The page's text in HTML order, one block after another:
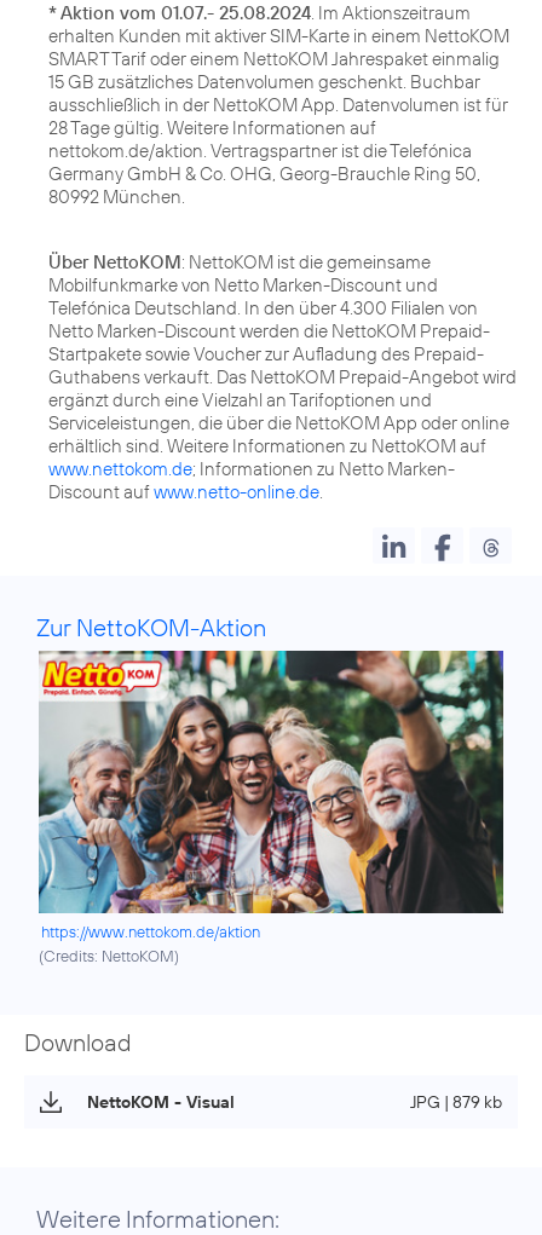
*Aktion vom 01.07.- 25.08.2024. Im Aktionszeitraum
erhalten Kunden mit aktiver SIM-Karte in einem NettoKOM
SMART Tarif oder einem NettoKOM Jahrespaket einmalig
15 GB zusätzliches Datenvolumen geschenkt. Buchbar
ausschließlich in der NettoKOM App. Datenvolumen ist für
28 Tage gültig. Weitere Informationen auf
nettokom.de/aktion. Vertragspartner ist die Telefónica
Germany GmbH & Co. OHG, Georg-Brauchle Ring 50,
80992 München.
Über NettoKOM: NettoKOM ist die gemeinsame
Mobilfunkmarke von Netto Marken-Discount und
Telefónica Deutschland. In den über 4.300 Filialen von
Netto Marken-Discount werden die NettoKOM Prepaid-
Startpakete sowie Voucher zur Aufladung des Prepaid-
Guthabens verkauft. Das NettoKOM Prepaid-Angebot wird
ergänzt durch eine Vielzahl an Tarifoptionen und
Serviceleistungen, die über die NettoKOM App oder online
erhältlich sind. Weitere Informationen zu NettoKOM auf
www.nettokom.de; Informationen zu Netto Marken-
Discount aufwww.netto-online.de
Zur NettoKOM-Aktion
https://www.nettokom.de/aktion
(Credits: NettoKOM)
Download
NettoKOM - Visual JPG | 879 kb
Weitere Informationen: